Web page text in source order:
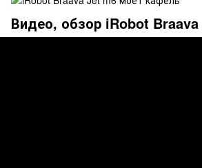
Видео, обзор iRobot